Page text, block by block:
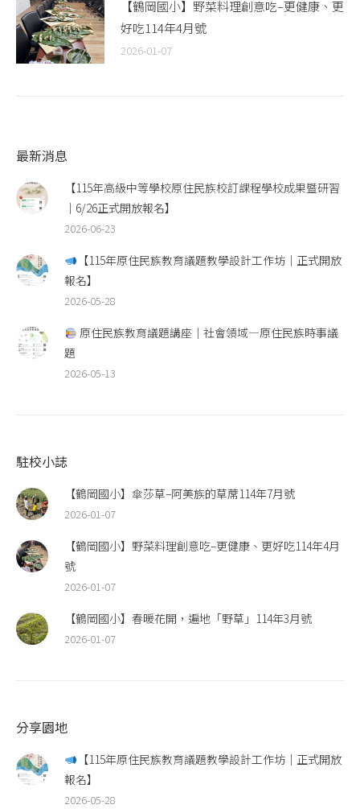
【鶴岡國小】野菜料理創意吃–更健康、更
好吃114年4月號
2026-01-07
最新消息
【115年高級中等學校原住民族校訂課程學校成果暨研習
｜6/26正式開放報名】
2026-06-23
【115年原住民族教育議題教學設計工作坊｜正式開放
報名】
2026-05-28
原住民族教育議題講座｜社會領域—原住民族時事議
題
2026-05-13
駐校小誌
【鶴岡國小】傘莎草–阿美族的草蓆114年7月號
2026-01-07
【鶴岡國小】野菜料理創意吃–更健康、更好吃114年4月
號
2026-01-07
【鶴岡國小】春暖花開，遍地「野草」114年3月號
2026-01-07
分享園地
【115年原住民族教育議題教學設計工作坊｜正式開放
報名】
2026-05-28